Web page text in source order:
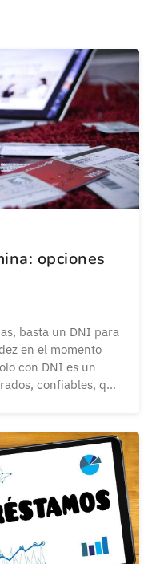
opciones
basta un DNI para
en el momento
con DNI es un
confiables, que